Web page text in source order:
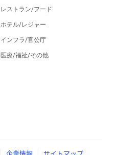
レストラン/フード
ホテル/レジャー
インフラ/官公庁
医療/福祉/その他